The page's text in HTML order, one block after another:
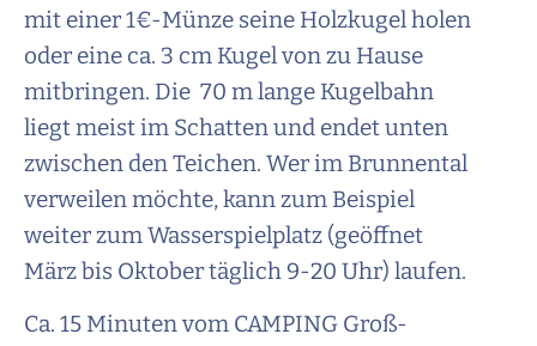
mit einer 1€-Münze seine Holzkugel holen
oder eine ca. 3 cm Kugel von zu Hause
mitbringen. Die 70 m lange Kugelbahn
liegt meist im Schatten und endet unten
zwischen den Teichen. Wer im Brunnental
verweilen möchte, kann zum Beispiel
weiter zum Wasserspielplatz (geöffnet
März bis Oktober täglich 9-20 Uhr) laufen.
Ca. 15 Minuten vom CAMPING Groß-